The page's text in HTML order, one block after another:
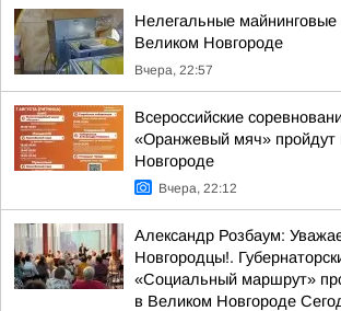
Нелегальные
Великом Новгороде
Вчера, 22:57
Всероссийские
«Оранжевый мяч» пройдут
Новгороде
Вчера, 22:12
Александр Розбаум:
Новгородцы!.
«Социальный маршрут»
в Великом Новгороде